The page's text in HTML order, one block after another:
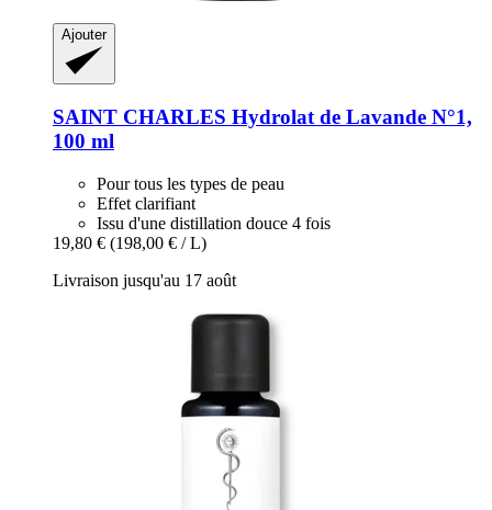
Ajouter
SAINT CHARLES Hydrolat de Lavande N°1,
100 ml
Pour tous les types de peau
Effet clarifiant
Issu d'une distillation douce 4 fois
19,80 € (198,00 € / L)
Livraison jusqu'au 17 août